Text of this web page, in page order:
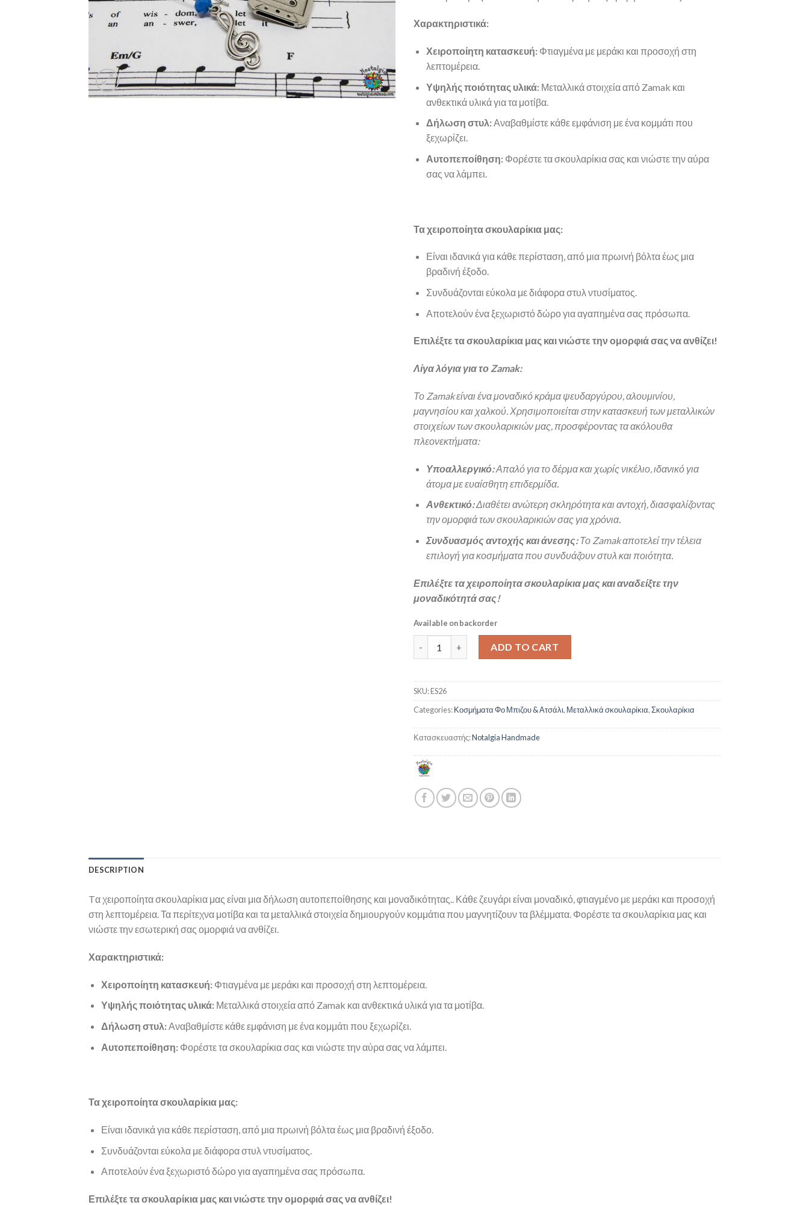
Χαρακτηριστικά:
Χειροποίητη κατασκευή:Φτιαγμένα με μεράκι και προσοχή στη
λεπτομέρεια.
Υψηλής ποιότητας υλικά:Μεταλλικά στοιχεία από Zamak και
ανθεκτικά υλικά για τα μοτίβα.
Δήλωση στυλ:Αναβαθμίστε κάθε εμφάνιση με ένα κομμάτι που
ξεχωρίζει.
Αυτοπεποίθηση:Φορέστε τα σκουλαρίκια σας και νιώστε την αύρα
σας να λάμπει.
Τα χειροποίητα σκουλαρίκια μας:
Είναι ιδανικά για κάθε περίσταση, από μια πρωινή βόλτα έως μια
βραδινή έξοδο.
Συνδυάζονται εύκολα με διάφορα στυλ ντυσίματος.
Αποτελούν ένα ξεχωριστό δώρο για αγαπημένα σας πρόσωπα.
Επιλέξτε τα σκουλαρίκια μας και νιώστε την ομορφιά σας να ανθίζει!
Λίγα λόγια για το Zamak:
Το Zamak είναι ένα μοναδικό κράμα ψευδαργύρου, αλουμινίου,
μαγνησίου και χαλκού. Χρησιμοποιείται στην κατασκευή των μεταλλικών
στοιχείων των σκουλαρικιών μας, προσφέροντας τα ακόλουθα
πλεονεκτήματα:
Υποαλλεργικό:Απαλό για το δέρμα και χωρίς νικέλιο, ιδανικό για
άτομα με ευαίσθητη επιδερμίδα.
Ανθεκτικό:Διαθέτει ανώτερη σκληρότητα και αντοχή, διασφαλίζοντας
την ομορφιά των σκουλαρικιών σας για χρόνια.
Συνδυασμός αντοχής και άνεσης:Το Zamak αποτελεί την τέλεια
επιλογή για κοσμήματα που συνδυάζουν στυλ και ποιότητα.
Επιλέξτε τα χειροποίητα σκουλαρίκια μας και αναδείξτε την
μοναδικότητά σας!
Available on backorder
ADD TO CART
SKU:ES26
Categories:Κοσμήματα Φο Μπιζου & Ατσάλι, Μεταλλικά σκουλαρίκια,Σκουλαρίκια
Κατασκευαστής:Notalgia Handmade
DESCRIPTION
Tα χειροποίητα σκουλαρίκια μας είναι μια δήλωση αυτοπεποίθησης και μοναδικότητας.. Κάθε ζευγάρι είναι μοναδικό, φτιαγμένο με μεράκι και προσοχή
στη λεπτομέρεια. Τα περίτεχνα μοτίβα και τα μεταλλικά στοιχεία δημιουργούν κομμάτια που μαγνητίζουν τα βλέμματα. Φορέστε τα σκουλαρίκια μας και
νιώστε την εσωτερική σας ομορφιά να ανθίζει.
Χαρακτηριστικά:
Χειροποίητη κατασκευή:Φτιαγμένα με μεράκι και προσοχή στη λεπτομέρεια.
Υψηλής ποιότητας υλικά:Μεταλλικά στοιχεία από Zamak και ανθεκτικά υλικά για τα μοτίβα.
Δήλωση στυλ:Αναβαθμίστε κάθε εμφάνιση με ένα κομμάτι που ξεχωρίζει.
Αυτοπεποίθηση:Φορέστε τα σκουλαρίκια σας και νιώστε την αύρα σας να λάμπει.
Τα χειροποίητα σκουλαρίκια μας:
Είναι ιδανικά για κάθε περίσταση, από μια πρωινή βόλτα έως μια βραδινή έξοδο.
Συνδυάζονται εύκολα με διάφορα στυλ ντυσίματος.
Αποτελούν ένα ξεχωριστό δώρο για αγαπημένα σας πρόσωπα.
Επιλέξτε τα σκουλαρίκια μας και νιώστε την ομορφιά σας να ανθίζει!